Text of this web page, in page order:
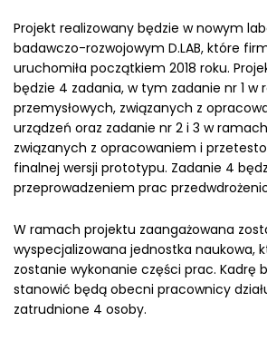
Projekt realizowany będzie w nowym
badawczo-rozwojowym D.LAB, które
uruchomiła początkiem 2018 roku.
będzie 4 zadania, w tym zadanie nr 1 w
przemysłowych, związanych z
urządzeń oraz zadanie nr 2 i 3 w
związanych z opracowaniem i
finalnej wersji prototypu. Zadanie 4
przeprowadzeniem prac
W ramach projektu zaangażowana
wyspecjalizowana jednostka naukowa,
zostanie wykonanie części prac. Kadrę
stanowić będą obecni pracownicy
zatrudnione 4 osoby.